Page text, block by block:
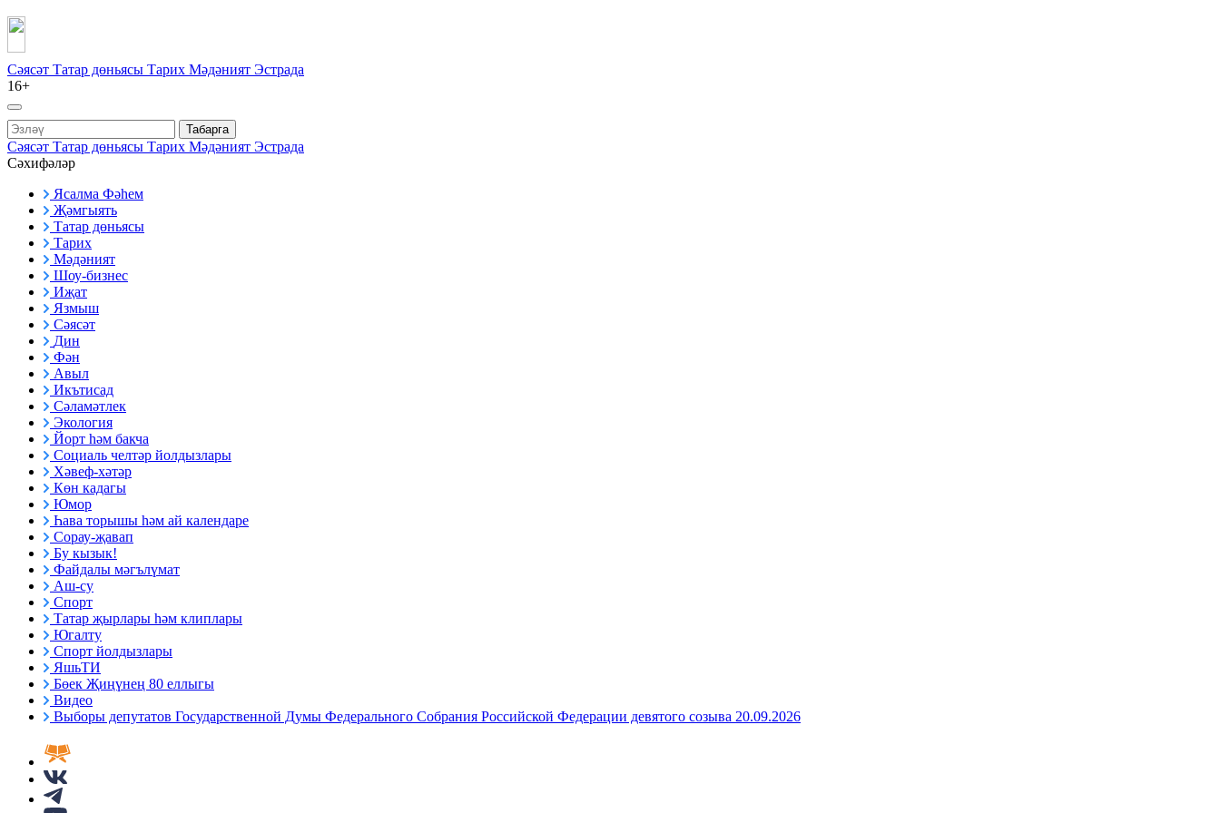
Сәясәт Татар дөньясы Тарих Мәдәният Эстрада
16+
Табарга
Сәясәт Татар дөньясы Тарих Мәдәният Эстрада
Сәхифәләр
Ясалма Фәһем
Җәмгыять
Татар дөньясы
Тарих
Мәдәният
Шоу-бизнес
Иҗат
Язмыш
Сәясәт
Дин
Фән
Авыл
Икътисад
Сәламәтлек
Экология
Йорт һәм бакча
Социаль челтәр йолдызлары
Хәвеф-хәтәр
Көн кадагы
Юмор
Һава торышы һәм ай календаре
Сорау-җавап
Бу кызык!
Файдалы мәгълүмат
Аш-су
Спорт
Татар җырлары һәм клиплары
Югалту
Спорт йолдызлары
ЯшьТИ
Бөек Җиңүнең 80 еллыгы
Видео
Выборы депутатов Государственной Думы Федерального Собрания Российской Федерации девятого созыва 20.09.2026